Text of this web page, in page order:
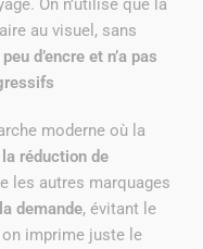
On n’utilise que la
au visuel, sans
d’encre et n’a pas
moderne où la
réduction de
les autres marquages
demande, évitant le
imprime juste le